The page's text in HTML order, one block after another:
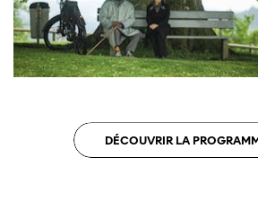
DÉCOUVRIR LA